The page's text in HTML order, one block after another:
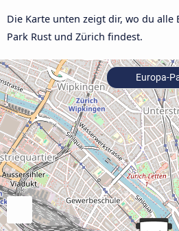
Die Karte unten zeigt dir, wo du alle
Park Rust und Zürich findest.
Europa-